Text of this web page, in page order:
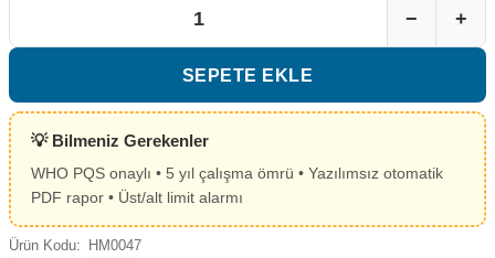
− +
SEPETE EKLE
💡 Bilmeniz Gerekenler
WHO PQS onaylı • 5 yıl çalışma ömrü • Yazılımsız otomatik
PDF rapor • Üst/alt limit alarmı
Ürün Kodu:
HM0047